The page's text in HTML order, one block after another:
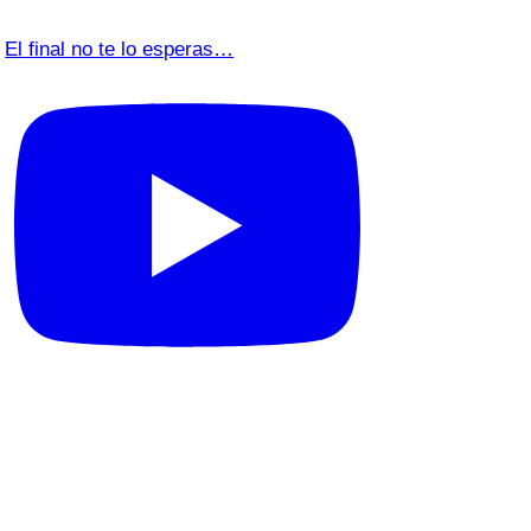
El final no te lo esperas…